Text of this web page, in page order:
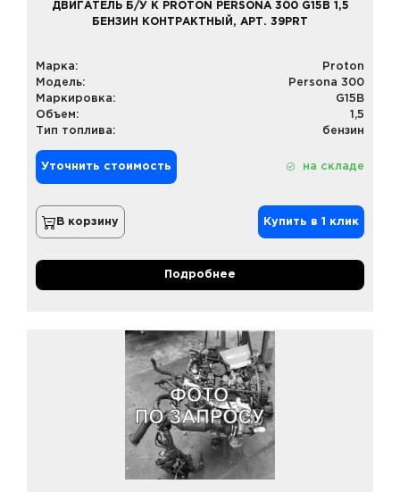
ДВИГАТЕЛЬ Б/У К PROTON PERSONA 300 G15B 1,5
БЕНЗИН КОНТРАКТНЫЙ, АРТ. 39PRT
Марка:
Proton
Модель:
Persona 300
Маркировка:
G15B
Объем:
1,5
Тип топлива:
бензин
Уточнить стоимость на складе
В корзину Купить в 1 клик
Подробнее